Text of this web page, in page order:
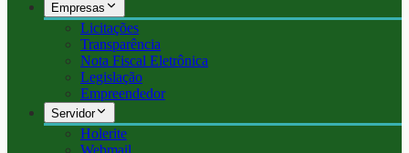
Empresas
Licitações
Transparência
Nota Fiscal Eletrônica
Legislação
Empreendedor
Servidor
Holerite
Webmail